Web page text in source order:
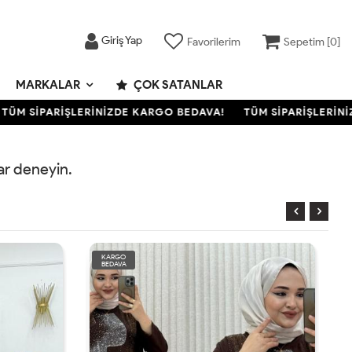
Giriş Yap Favorilerim Sepetim [0]
MARKALAR ÇOK SATANLAR
SİPARİŞLERİNİZDE KARGO BEDAVA! TÜM
deneyin.
KARGO
BEDAVA